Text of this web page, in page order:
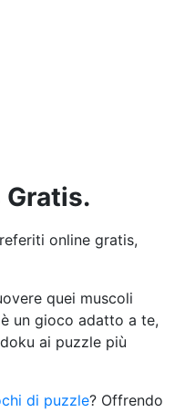
Gratis.
online gratis,
quei muscoli
un gioco adatto a te,
ai puzzle più
di puzzle? Offrendo